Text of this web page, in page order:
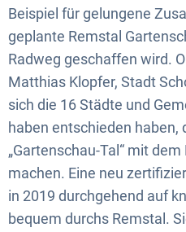
Beispiel für gelungene
geplante Remstal
Radweg geschaffen wird.
Matthias Klopfer, Stadt
sich die 16 Städte und
haben entschieden haben,
„Gartenschau-Tal“ mit
machen. Eine neu
in 2019 durchgehend auf
bequem durchs Remstal.